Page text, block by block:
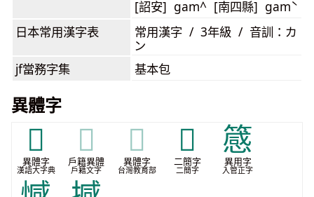
[詔安] gam^ [南四縣] gamˋ
日本常用漢字表
常用漢字 / 3年級 / 音訓：カ
ン
jf當務字集 基本包
異體字
𢦡
異體字
漢語大字典
𢦡
戶籍異體
戶籍文字
𢦡
異體字
台灣教育部
𫹯
二簡字
二簡字
䉞
異用字
入管正字